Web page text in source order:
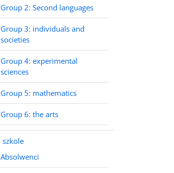
Group 2: Second languages
Group 3: individuals and
societies
Group 4: experimental
sciences
Group 5: mathematics
Group 6: the arts
szkole
Absolwenci